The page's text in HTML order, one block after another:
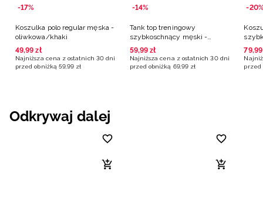
-17%
Koszulka polo regular męska -
oliwkowa/khaki
49,99 zł
Najniższa cena z ostatnich 30 dni
przed obniżką 59,99 zł
-14%
Tank top treningowy
szybkoschnący męski -
oliwkowy/khaki
59,99 zł
Najniższa cena z ostatnich 30 dni
przed obniżką 69,99 zł
-20%
79,99
przed
Odkrywaj dalej